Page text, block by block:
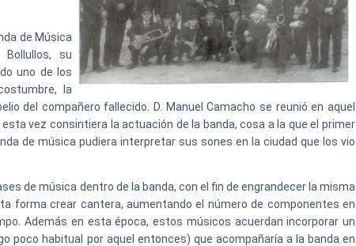
de Música
su
uno de los
la
del compañero fallecido. D. Manuel Camacho se reunió en aquel
vez consintiera la actuación de la banda, cosa a la que el primer
de música pudiera interpretar sus sones en la ciudad que los vio
de música dentro de la banda, con el fin de engrandecer la misma
forma crear cantera, aumentando el número de componentes en
Además en esta época, estos músicos acuerdan incorporar un
poco habitual por aquel entonces) que acompañaría a la banda en